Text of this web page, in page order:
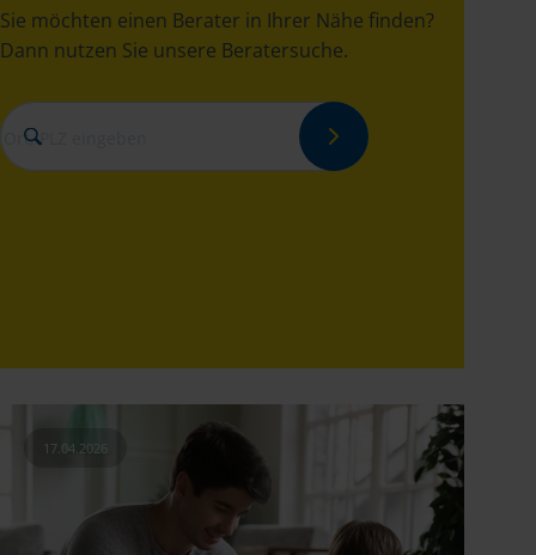
Sie möchten einen Berater in Ihrer Nähe finden?
Dann nutzen Sie unsere Beratersuche.
17.04.2026